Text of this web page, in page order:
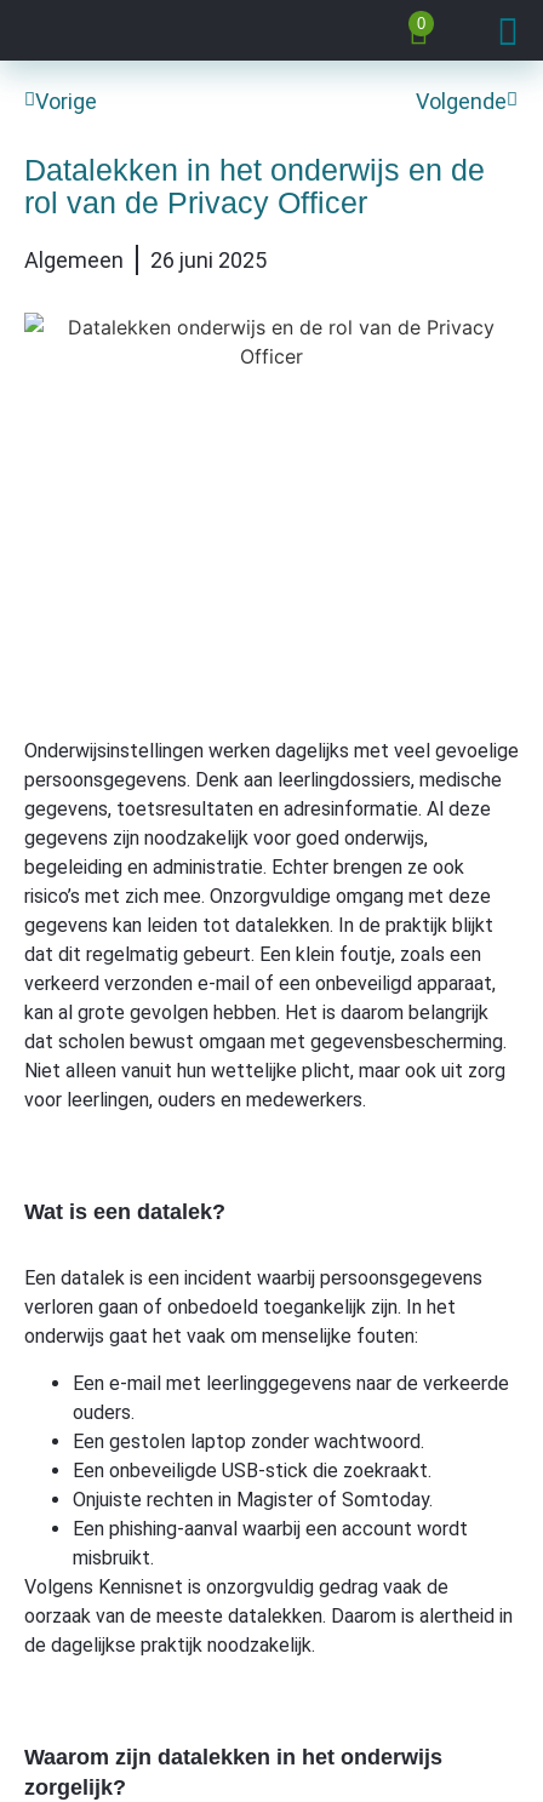
0
Vorige Volgende
Datalekken in het onderwijs en de
rol van de Privacy Officer
Algemeen 26 juni 2025
Onderwijsinstellingen werken dagelijks met veel gevoelige
persoonsgegevens. Denk aan leerlingdossiers, medische
gegevens, toetsresultaten en adresinformatie. Al deze
gegevens zijn noodzakelijk voor goed onderwijs,
begeleiding en administratie. Echter brengen ze ook
risico’s met zich mee. Onzorgvuldige omgang met deze
gegevens kan leiden tot datalekken. In de praktijk blijkt
dat dit regelmatig gebeurt. Een klein foutje, zoals een
verkeerd verzonden e-mail of een onbeveiligd apparaat,
kan al grote gevolgen hebben. Het is daarom belangrijk
dat scholen bewust omgaan met gegevensbescherming.
Niet alleen vanuit hun wettelijke plicht, maar ook uit zorg
voor leerlingen, ouders en medewerkers.
Wat is een datalek?
Een datalek is een incident waarbij persoonsgegevens
verloren gaan of onbedoeld toegankelijk zijn. In het
onderwijs gaat het vaak om menselijke fouten:
Een e-mail met leerlinggegevens naar de verkeerde
ouders.
Een gestolen laptop zonder wachtwoord.
Een onbeveiligde USB-stick die zoekraakt.
Onjuiste rechten in Magister of Somtoday.
Een phishing-aanval waarbij een account wordt
misbruikt.
Volgens Kennisnet is onzorgvuldig gedrag vaak de
oorzaak van de meeste datalekken. Daarom is alertheid in
de dagelijkse praktijk noodzakelijk.
Waarom zijn datalekken in het onderwijs
zorgelijk?